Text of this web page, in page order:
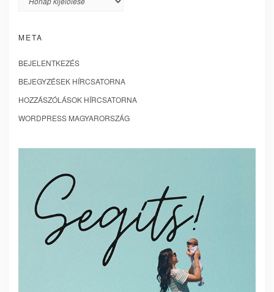
META
BEJELENTKEZÉS
BEJEGYZÉSEK HÍRCSATORNA
HOZZÁSZÓLÁSOK HÍRCSATORNA
WORDPRESS MAGYARORSZÁG